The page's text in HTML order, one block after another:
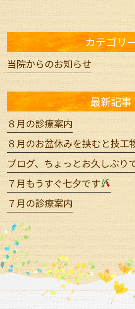
カテゴリ
当院からのお知らせ
最新記事
８月の診療案内
８月のお盆休みを挟むと技工
ブログ、ちょっとお久しぶり
７月もうすぐ七夕です
７月の診療案内